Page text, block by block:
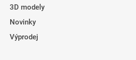
3D modely
Novinky
Výprodej